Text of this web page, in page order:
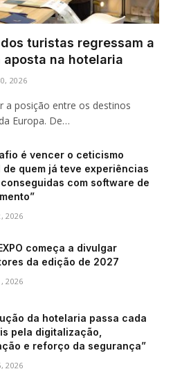
dos turistas regressam a
na hotelaria
2026
a posição entre os destinos
Europa. De…
é vencer o ceticismo
de quem já teve experiências
com software de
2026
começa a divulgar
da edição de 2027
2026
da hotelaria passa cada
pela digitalização,
e reforço da segurança”
2026